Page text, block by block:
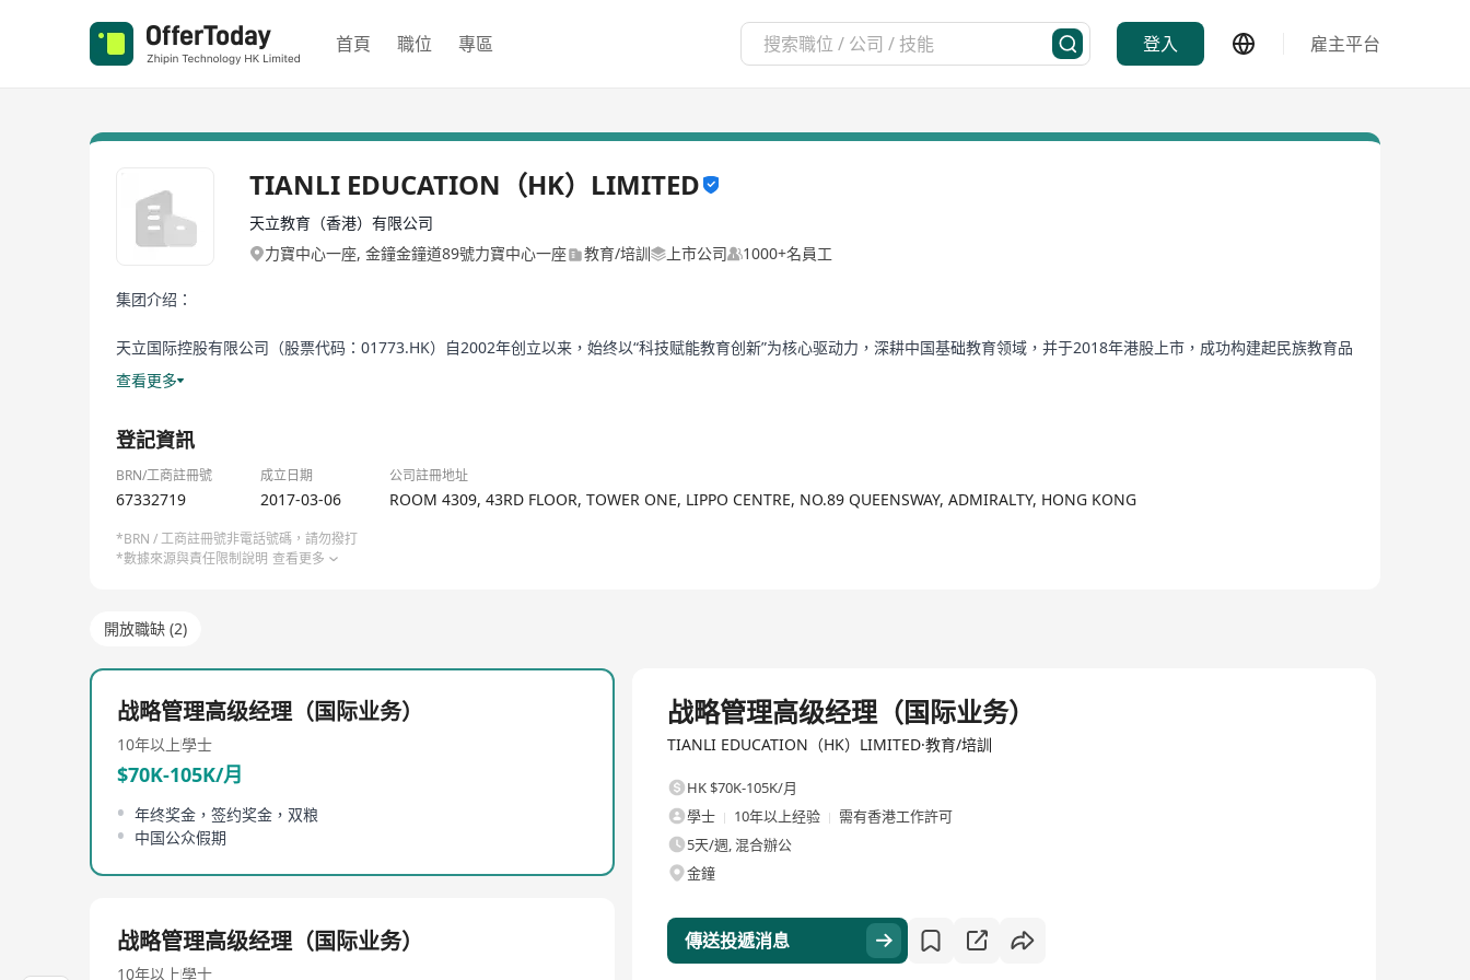
首頁 職位 專區 登入 雇主平台
TIANLI EDUCATION（HK）LIMITED
天立教育（香港）有限公司
力寶中心一座, 金鐘金鐘道89號力寶中心一座
教育/培訓 上市公司 1000+名員工
集团介绍：
天立国际控股有限公司（股票代码：01773.HK）自2002年创立以来，始终以“科技赋能教育创新”为核心驱动力，深耕中国基础教育领域，并于2018年港股上市，成功构建起民族教育品
牌新标杆。
质管理师资、高规格治学环境与丰硕育人成果获社会赞誉立德树人根本任务，走高质量内涵式发展道路，先后荣获 “中国教育创新示范单位”“中国综合实力教育集团” 等相关奖项。
AI教育公司介绍：
启鸣达人是天立国际(HK01773)旗下全资AI教育服务品牌，以科技赋能教育为使命，注重校内外整体协同，打造未来智慧教育全场景解决方案。公司成立于2020年，已取得国家高新技
术企业、专精特新中小企业、双软企业、创新型中小企业、科技型中小企业等荣誉资质，已取得29项软著、7项专利。拥有国内首个垂直K12教育的行业大模型，基于十亿级教学行为数
解决方案。
教研团队：由北师大、清华等院校毕业的百余位特级教师与学科专家组成，平均拥有15年以上一线教学经验，深度覆盖K12全学科体系，专注精品题库建设、教学模型研发与个性化学
习路径设计。
德育团队：原创独特的“AI+德育”融合模式，在个性化学习中渗透品格教育通过“重构学习”为切入点、“重塑教师”为关键、“德育与AI协同”为保障、“AI学伴”为基础，四者协同深度交融，
释放AI潜能。
研发团队：以清华、北大、复旦等顶尖高校毕业的技术骨干为核心，平均拥有10年以上教育信息化研发经验，精通人工智能、大数据等前沿技术，同时深谙教育场景的真实需求。
内地总部地点：四川省成都市青羊区敬业路108号
香港工作地点：香港北角电气道183号友邦广场32楼1号
查看更多
登記資訊
BRN/工商註冊號 成立日期 公司註冊地址
67332719 2017-03-06 ROOM 4309, 43RD FLOOR, TOWER ONE, LIPPO CENTRE, NO.89 QUEENSWAY, ADMIRALTY, HONG KONG
*BRN / 工商註冊號非電話號碼，請勿撥打
*數據來源與責任限制說明 查看更多
開放職缺 (2)
战略管理高级经理（国际业务）
10年以上學士
$70K-105K/月
年终奖金，签约奖金，双粮
中国公众假期
战略管理高级经理（国际业务）
10年以上學士
战略管理高级经理（国际业务）
TIANLI EDUCATION（HK）LIMITED·教育/培訓
HK $70K-105K/月
學士
10年以上经验
需有香港工作許可
5天/週, 混合辦公
金鐘
傳送投遞消息